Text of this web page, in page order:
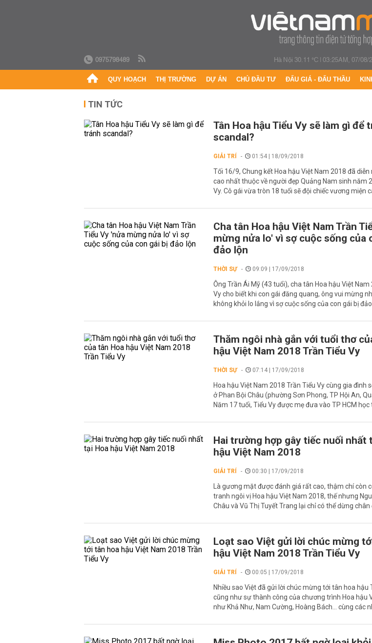
0975798489 Hà Nội 30.11 °C|03:25AM, 07/08/
QUY HOẠCH THỊ TRƯỜNG DỰ ÁN CHỦ ĐẦU TƯ ĐẤU GIÁ - ĐẤU THẦU
TIN TỨC
Tân Hoa hậu Tiểu Vy sẽ làm gì để
scandal?
GIẢI TRÍ 01:54 | 18/09/2018
Tối 16/9, Chung kết Hoa hậu Việt Nam 2018 đã diễn
cao nhất thuộc về người đẹp Quảng Nam sinh năm
Vy. Cô gái vừa tròn 18 tuổi sẽ đội chiếc vương miện
Cha tân Hoa hậu Việt Nam Trần
mừng nửa lo' vì sợ cuộc sống của
đảo lộn
THỜI SỰ 09:09 | 17/09/2018
Ông Trần Ái Mỹ (43 tuổi), cha tân Hoa hậu Việt Nam
Vy cho biết khi con gái đăng quang, ông vui mừng
không khỏi lo lắng vì sợ cuộc sống của con gái bị đảo
Thăm ngôi nhà gắn với tuổi thơ
hậu Việt Nam 2018 Trần Tiểu Vy
THỜI SỰ 07:14 | 17/09/2018
Hoa hậu Việt Nam 2018 Trần Tiểu Vy cùng gia đình
ở Phan Bội Châu (phường Sơn Phong, TP Hội An,
Năm 17 tuổi, Tiểu Vy được mẹ đưa vào TP HCM học
Hai trường hợp gây tiếc nuối nhất
hậu Việt Nam 2018
GIẢI TRÍ 00:30 | 17/09/2018
Là gương mặt được đánh giá rất cao, thậm chí còn
tranh ngôi vị Hoa hậu Việt Nam 2018, thế nhưng
Châu và Vũ Thị Tuyết Trang lại chỉ có thể dừng chân
Loạt sao Việt gửi lời chúc mừng
hậu Việt Nam 2018 Trần Tiểu Vy
GIẢI TRÍ 00:05 | 17/09/2018
Nhiều sao Việt đã gửi lời chúc mừng tới tân hoa hậu
cũng như sự thành công của chương trình Hoa hậu
như Khả Như, Nam Cường, Hoàng Bách... cùng các